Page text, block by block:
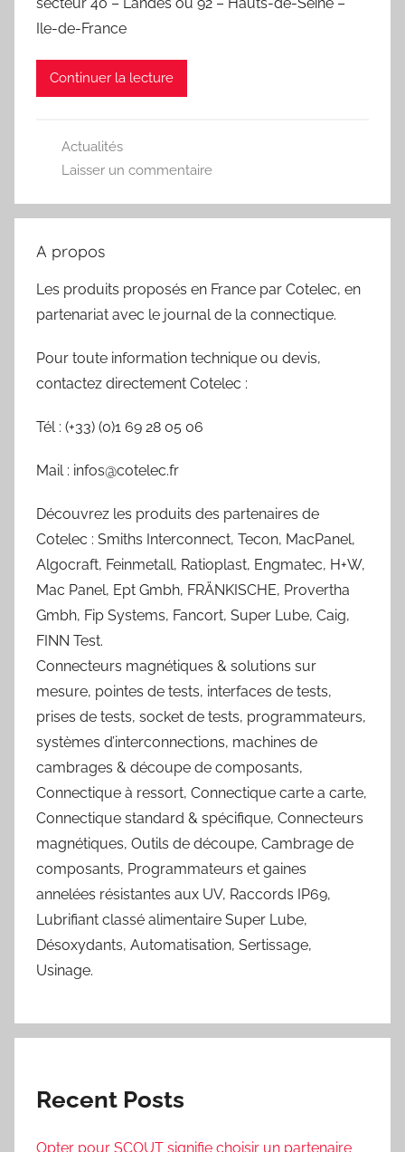
Ile-de-France
Continuer la lecture
Actualités
Laisser un commentaire
A propos
Les produits proposés en France par Cotelec, en
partenariat avec le journal de la connectique.
Pour toute information technique ou devis,
contactez directement Cotelec :
Tél : (+33) (0)1 69 28 05 06
Mail : infos@cotelec.fr
Découvrez les produits des partenaires de
Cotelec : Smiths Interconnect, Tecon, MacPanel,
Algocraft, Feinmetall, Ratioplast, Engmatec, H+W,
Mac Panel, Ept Gmbh, FRÄNKISCHE, Provertha
Gmbh, Fip Systems, Fancort, Super Lube, Caig,
FINN Test.
Connecteurs magnétiques & solutions sur
mesure, pointes de tests, interfaces de tests,
prises de tests, socket de tests, programmateurs,
systèmes d’interconnections, machines de
cambrages & découpe de composants,
Connectique à ressort, Connectique carte a carte,
Connectique standard & spécifique, Connecteurs
magnétiques, Outils de découpe, Cambrage de
composants, Programmateurs et gaines
annelées résistantes aux UV, Raccords IP69,
Lubrifiant classé alimentaire Super Lube,
Désoxydants, Automatisation, Sertissage,
Usinage.
Recent Posts
Opter pour SCOUT signifie choisir un partenaire